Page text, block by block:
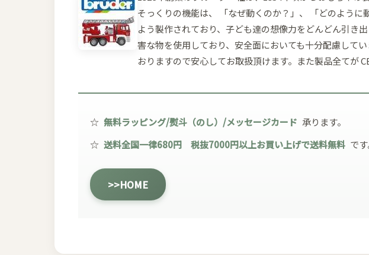
そっくりの機能は、 「なぜ動くのか？」、 「どのよう
よう製作されており、子ども達の想像力をどんどん引き
害な物を使用しており、安全面においても十分配慮して
おりますので安心してお取扱頂けます。また製品全てが
☆ 無料ラッピング/熨斗（のし）/メッセージカード 承ります。
☆ 送料全国一律680円 税抜7000円以上お買い上げで送料無料 です
>>HOME